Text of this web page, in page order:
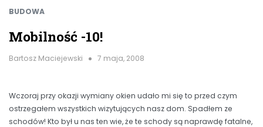
BUDOWA
Mobilność -10!
Bartosz Maciejewski 7 maja, 2008
Wczoraj przy okazji wymiany okien udało mi się to przed czym
ostrzegałem wszystkich wizytujących nasz dom. Spadłem ze
schodów! Kto był u nas ten wie, że te schody są naprawdę fatalne,